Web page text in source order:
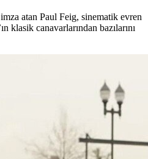
atan Paul Feig, sinematik evren
klasik canavarlarından bazılarını